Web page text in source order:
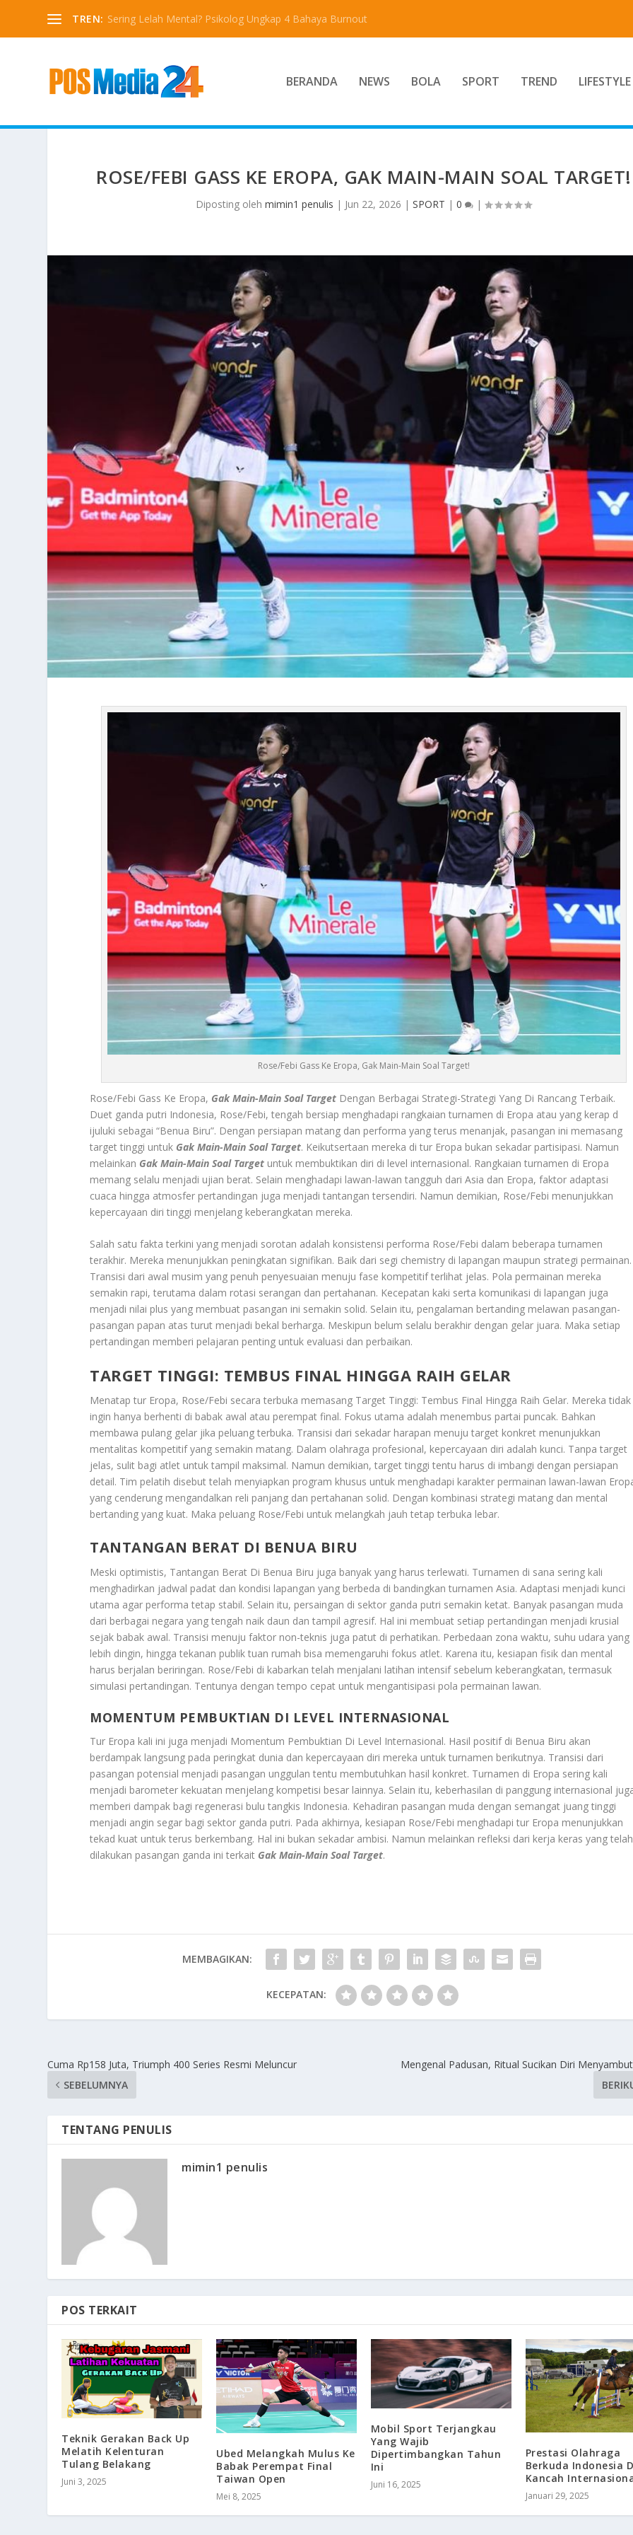
TREN: Sering Lelah Mental? Psikolog Ungkap 4 Bahaya Burnout
BERANDA NEWS BOLA SPORT TREND LIFESTYLE
ROSE/FEBI GASS KE EROPA, GAK MAIN-MAIN SOAL TARGET!
Diposting olehmimin1 penulis | Jun 22, 2026 |SPORT |0 |
Rose/Febi Gass Ke Eropa, Gak Main-Main Soal Target!
Rose/Febi Gass Ke Eropa, Gak Main-Main Soal Target Dengan Berbagai Strategi-Strategi Yang Di Rancang Terbaik.
Duet ganda putri Indonesia, Rose/Febi, tengah bersiap menghadapi rangkaian turnamen di Eropa atau yang kerap d
ijuluki sebagai “Benua Biru”. Dengan persiapan matang dan performa yang terus menanjak, pasangan ini memasang
target tinggi untuk Gak Main-Main Soal Target. Keikutsertaan mereka di tur Eropa bukan sekadar partisipasi. Namun
melainkan Gak Main-Main Soal Target untuk membuktikan diri di level internasional. Rangkaian turnamen di Eropa
memang selalu menjadi ujian berat. Selain menghadapi lawan-lawan tangguh dari Asia dan Eropa, faktor adaptasi
cuaca hingga atmosfer pertandingan juga menjadi tantangan tersendiri. Namun demikian, Rose/Febi menunjukkan
kepercayaan diri tinggi menjelang keberangkatan mereka.
Salah satu fakta terkini yang menjadi sorotan adalah konsistensi performa Rose/Febi dalam beberapa turnamen
terakhir. Mereka menunjukkan peningkatan signifikan. Baik dari segi chemistry di lapangan maupun strategi permainan.
Transisi dari awal musim yang penuh penyesuaian menuju fase kompetitif terlihat jelas. Pola permainan mereka
semakin rapi, terutama dalam rotasi serangan dan pertahanan. Kecepatan kaki serta komunikasi di lapangan juga
menjadi nilai plus yang membuat pasangan ini semakin solid. Selain itu, pengalaman bertanding melawan pasangan-
pasangan papan atas turut menjadi bekal berharga. Meskipun belum selalu berakhir dengan gelar juara. Maka setiap
pertandingan memberi pelajaran penting untuk evaluasi dan perbaikan.
TARGET TINGGI: TEMBUS FINAL HINGGA RAIH GELAR
Menatap tur Eropa, Rose/Febi secara terbuka memasang Target Tinggi: Tembus Final Hingga Raih Gelar. Mereka tidak
ingin hanya berhenti di babak awal atau perempat final. Fokus utama adalah menembus partai puncak. Bahkan
membawa pulang gelar jika peluang terbuka. Transisi dari sekadar harapan menuju target konkret menunjukkan
mentalitas kompetitif yang semakin matang. Dalam olahraga profesional, kepercayaan diri adalah kunci. Tanpa target
jelas, sulit bagi atlet untuk tampil maksimal. Namun demikian, target tinggi tentu harus di imbangi dengan persiapan
detail. Tim pelatih disebut telah menyiapkan program khusus untuk menghadapi karakter permainan lawan-lawan
yang cenderung mengandalkan reli panjang dan pertahanan solid. Dengan kombinasi strategi matang dan mental
bertanding yang kuat. Maka peluang Rose/Febi untuk melangkah jauh tetap terbuka lebar.
TANTANGAN BERAT DI BENUA BIRU
Meski optimistis, Tantangan Berat Di Benua Biru juga banyak yang harus terlewati. Turnamen di sana sering kali
menghadirkan jadwal padat dan kondisi lapangan yang berbeda di bandingkan turnamen Asia. Adaptasi menjadi kunci
utama agar performa tetap stabil. Selain itu, persaingan di sektor ganda putri semakin ketat. Banyak pasangan muda
dari berbagai negara yang tengah naik daun dan tampil agresif. Hal ini membuat setiap pertandingan menjadi krusial
sejak babak awal. Transisi menuju faktor non-teknis juga patut di perhatikan. Perbedaan zona waktu, suhu udara yang
lebih dingin, hingga tekanan publik tuan rumah bisa memengaruhi fokus atlet. Karena itu, kesiapan fisik dan mental
harus berjalan beriringan. Rose/Febi di kabarkan telah menjalani latihan intensif sebelum keberangkatan, termasuk
simulasi pertandingan. Tentunya dengan tempo cepat untuk mengantisipasi pola permainan lawan.
MOMENTUM PEMBUKTIAN DI LEVEL INTERNASIONAL
Tur Eropa kali ini juga menjadi Momentum Pembuktian Di Level Internasional. Hasil positif di Benua Biru akan
berdampak langsung pada peringkat dunia dan kepercayaan diri mereka untuk turnamen berikutnya. Transisi dari
pasangan potensial menjadi pasangan unggulan tentu membutuhkan hasil konkret. Turnamen di Eropa sering kali
menjadi barometer kekuatan menjelang kompetisi besar lainnya. Selain itu, keberhasilan di panggung internasional
memberi dampak bagi regenerasi bulu tangkis Indonesia. Kehadiran pasangan muda dengan semangat juang tinggi
menjadi angin segar bagi sektor ganda putri. Pada akhirnya, kesiapan Rose/Febi menghadapi tur Eropa menunjukkan
tekad kuat untuk terus berkembang. Hal ini bukan sekadar ambisi. Namun melainkan refleksi dari kerja keras yang telah
dilakukan pasangan ganda ini terkait Gak Main-Main Soal Target.
MEMBAGIKAN:
KECEPATAN:
Cuma Rp158 Juta, Triumph 400 Series Resmi Meluncur
SEBELUMNYA
Mengenal Padusan, Ritual Sucikan Diri
TENTANG PENULIS
mimin1 penulis
POS TERKAIT
Teknik Gerakan Back Up
Melatih Kelenturan
Tulang Belakang
Juni 3, 2025
Ubed Melangkah Mulus Ke
Babak Perempat Final
Taiwan Open
Mei 8, 2025
Mobil Sport Terjangkau
Yang Wajib
Dipertimbangkan Tahun
Ini
Juni 16, 2025
Prestasi Olahraga
Berkuda Indonesia
Kancah
Januari 29, 2025